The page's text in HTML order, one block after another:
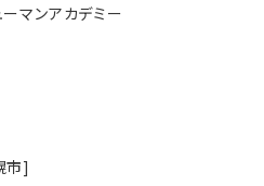
マンアカデミー
市]